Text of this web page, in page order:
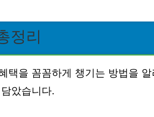
정리
택을 꼼꼼하게 챙기는 방법을
았습니다.